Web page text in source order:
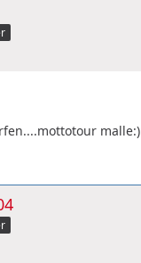
malle:)